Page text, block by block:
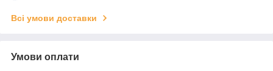
Всі умови доставки
Умови оплати